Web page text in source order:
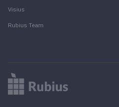
Visius
Rubius Team